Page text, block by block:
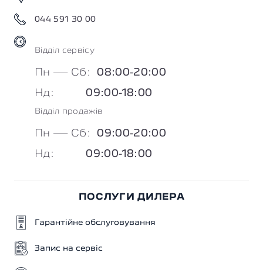
044 591 30 00
Відділ cервісу
Пн — Сб: 08:00-20:00
Нд: 09:00-18:00
Відділ продажів
Пн — Сб: 09:00-20:00
Нд: 09:00-18:00
ПОСЛУГИ ДИЛЕРА
Гарантійне обслуговування
Запис на сервіс